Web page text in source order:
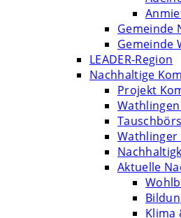
Gemeinde
Gemeinde
LEADER-Region
Nachhaltige
Projekt
Wathlingen
Wathlinger
Aktuelle
Klima